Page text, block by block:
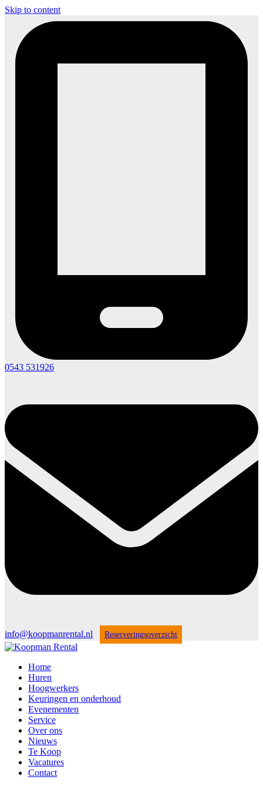
Skip to content
0543 531926
info@koopmanrental.nl Reserveringsoverzicht
Home
Huren
Hoogwerkers
Keuringen en onderhoud
Evenementen
Service
Over ons
Nieuws
Te Koop
Vacatures
Contact